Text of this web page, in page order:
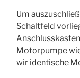
Um
Schaltfeld
Motorpumpe
wir identische